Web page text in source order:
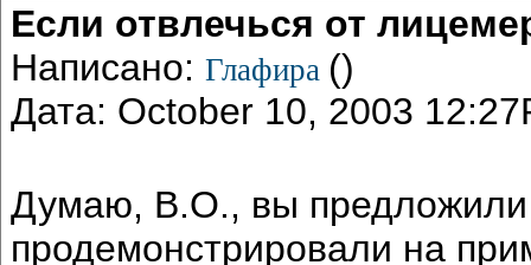
Если отвлечься от
Написано: Глафира ()
Дата: October 10, 2003
Думаю, В.О., вы предложили
продемонстрировали на